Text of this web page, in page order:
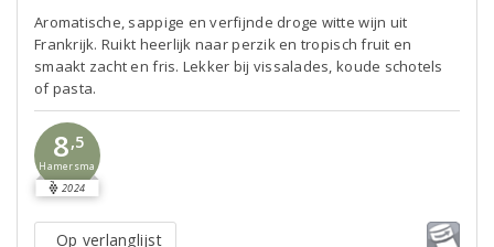
Aromatische, sappige en verfijnde droge witte wijn uit
Frankrijk. Ruikt heerlijk naar perzik en tropisch fruit en
smaakt zacht en fris. Lekker bij vissalades, koude schotels
of pasta.
8,5
Hamersma
2024
Op verlanglijst